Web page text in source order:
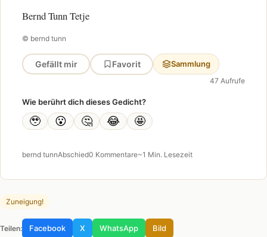
Bernd Tunn Tetje
© bernd tunn
Gefällt mir Favorit Sammlung
47 Aufrufe
Wie berührt dich dieses Gedicht?
🥹 😮 🤔 😂 🤩
bernd tunnAbschied0 Kommentare~1 Min. Lesezeit
Zuneigung!
Teilen: Facebook X WhatsApp Bild